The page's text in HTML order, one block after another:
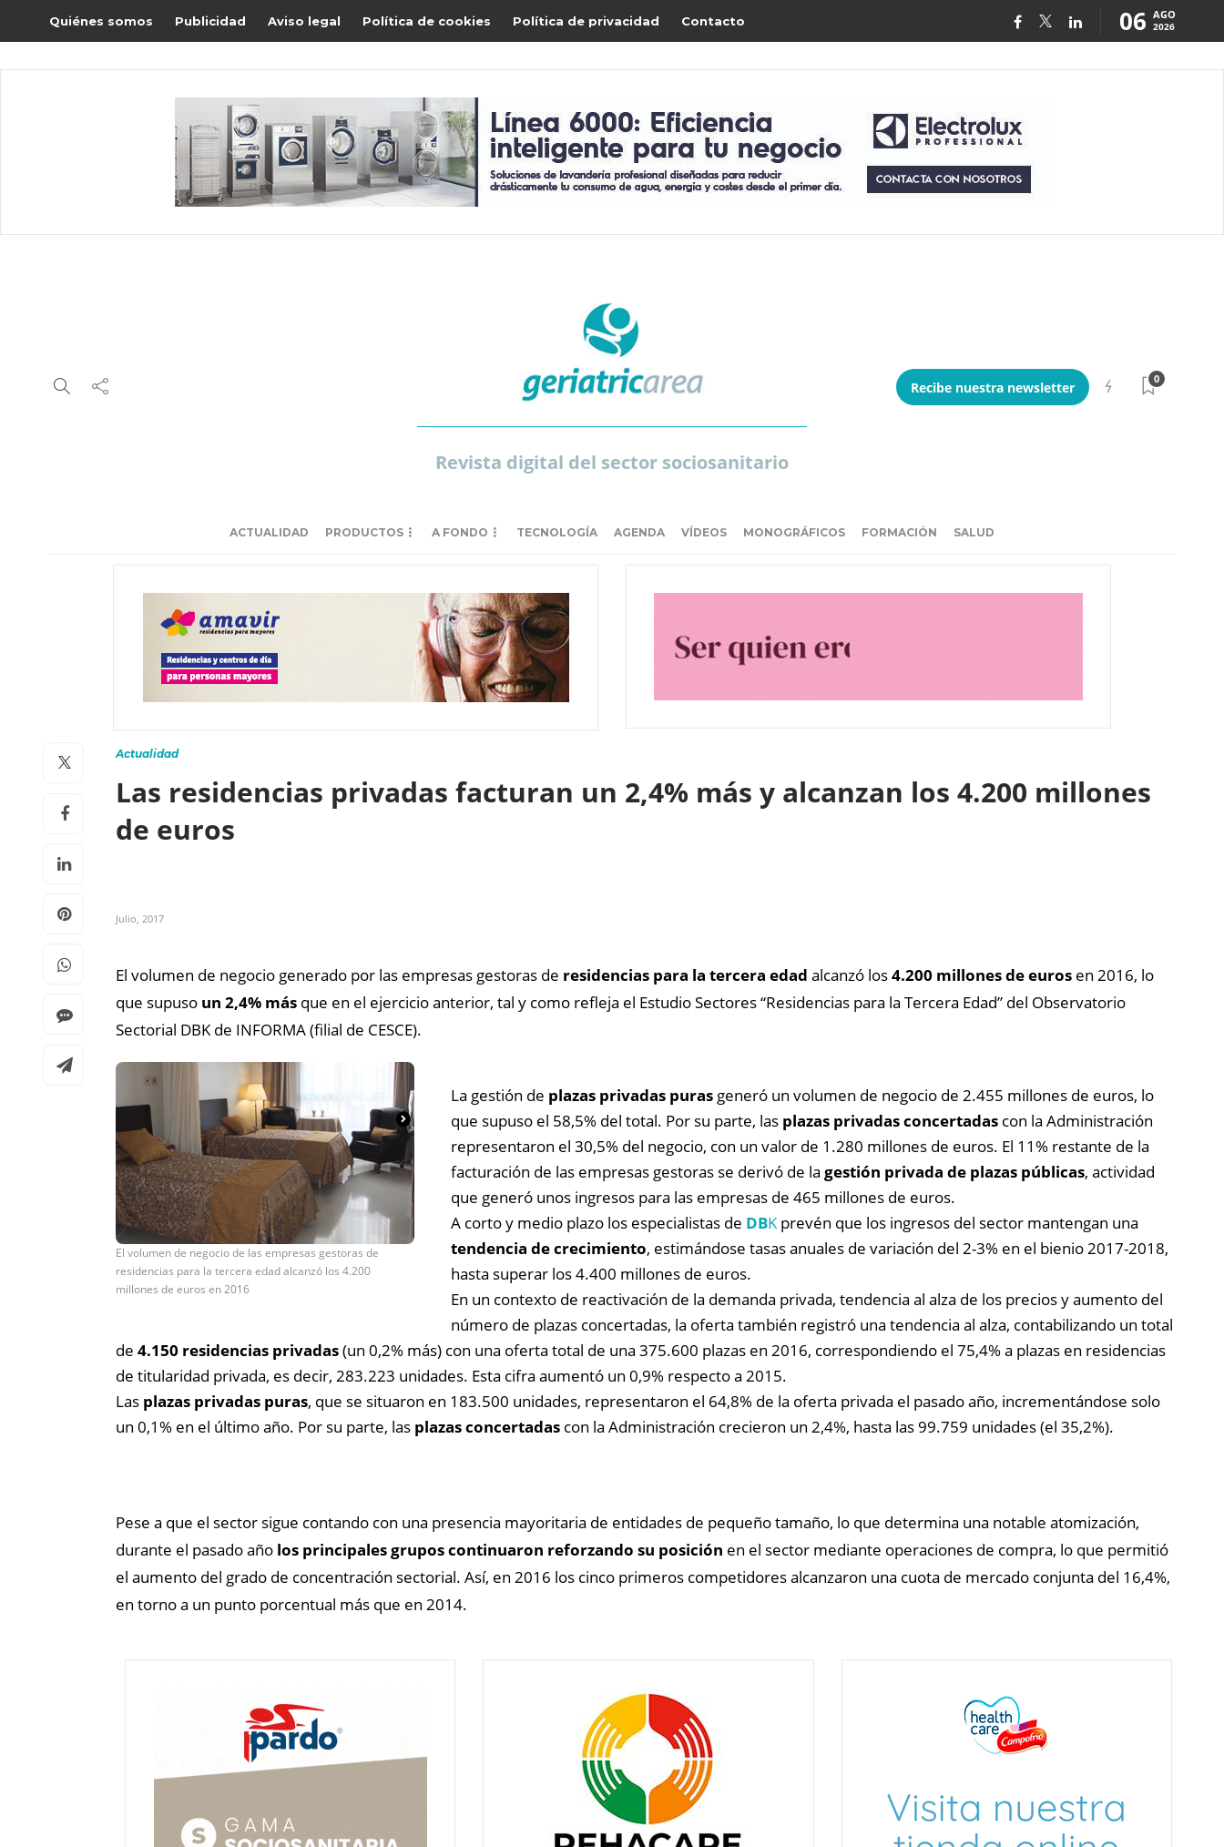
Quiénes somos Publicidad Aviso legal Política de cookies Política de privacidad Contacto 06 AGO
2026
Revista digital del sector sociosanitario
Recibe nuestra newsletter
0
ACTUALIDAD PRODUCTOS A FONDO TECNOLOGÍA AGENDA VÍDEOS MONOGRÁFICOS FORMACIÓN SALUD
Actualidad
Las residencias privadas facturan un 2,4% más y alcanzan los 4.200 millones
de euros
Julio, 2017
El volumen de negocio generado por las empresas gestoras de residencias para la tercera edad alcanzó los4.200 millones de euros en 2016, lo
que supuso un 2,4% más que en el ejercicio anterior, tal y como refleja el Estudio Sectores “Residencias para la Tercera Edad” del Observatorio
Sectorial DBK de INFORMA (filial de CESCE).
El volumen de negocio de las empresas gestoras de
residencias para la tercera edad alcanzó los 4.200
millones de euros en 2016
La gestión de plazas privadas puras generó un volumen de negocio de 2.455 millones de euros, lo
que supuso el 58,5% del total. Por su parte, las plazas privadas concertadas con la Administración
representaron el 30,5% del negocio, con un valor de 1.280 millones de euros. El 11% restante de la
facturación de las empresas gestoras se derivó de la gestión privada de plazas públicas, actividad
que generó unos ingresos para las empresas de 465 millones de euros.
A corto y medio plazo los especialistas de DBKprevén que los ingresos del sector mantengan una
tendencia de crecimiento, estimándose tasas anuales de variación del 2-3% en el bienio 2017-2018,
hasta superar los 4.400 millones de euros.
En un contexto de reactivación de la demanda privada, tendencia al alza de los precios y aumento del
número de plazas concertadas, la oferta también registró una tendencia al alza, contabilizando un total
de 4.150 residencias privadas(un 0,2% más) con una oferta total de una 375.600 plazas en 2016, correspondiendo el 75,4% a plazas en residencias
de titularidad privada, es decir, 283.223 unidades. Esta cifra aumentó un 0,9% respecto a 2015.
Las plazas privadas puras, que se situaron en 183.500 unidades, representaron el 64,8% de la oferta privada el pasado año, incrementándose solo
un 0,1% en el último año. Por su parte, las plazas concertadas con la Administración crecieron un 2,4%, hasta las 99.759 unidades (el 35,2%).
Pese a que el sector sigue contando con una presencia mayoritaria de entidades de pequeño tamaño, lo que determina una notable atomización,
durante el pasado año los principales grupos continuaron reforzando su posición en el sector mediante operaciones de compra, lo que permitió
el aumento del grado de concentración sectorial. Así, en 2016 los cinco primeros competidores alcanzaron una cuota de mercado conjunta del 16,4%,
en torno a un punto porcentual más que en 2014.